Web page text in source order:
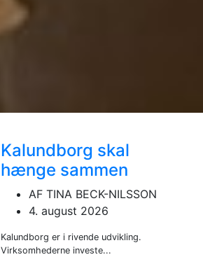
Kalundborg skal
hænge sammen
AF TINA BECK-NILSSON
4. august 2026
Kalundborg er i rivende udvikling.
Virksomhederne investe...